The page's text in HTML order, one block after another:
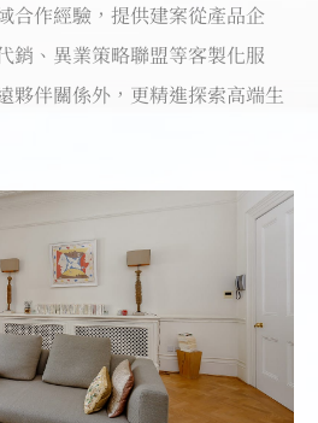
合作經驗，提供建案從產品企
銷、異業策略聯盟等客製化服
夥伴關係外，更精進探索高端生